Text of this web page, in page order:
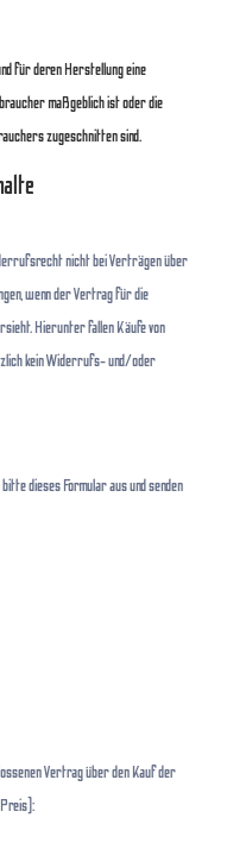
für deren Herstellung eine
maßgeblich ist oder die
zugeschnitten sind.
nicht bei Verträgen über
wenn der Vertrag für die
Hierunter fallen Käufe von
kein Widerrufs- und/oder
dieses Formular aus und senden
Vertrag über den Kauf der